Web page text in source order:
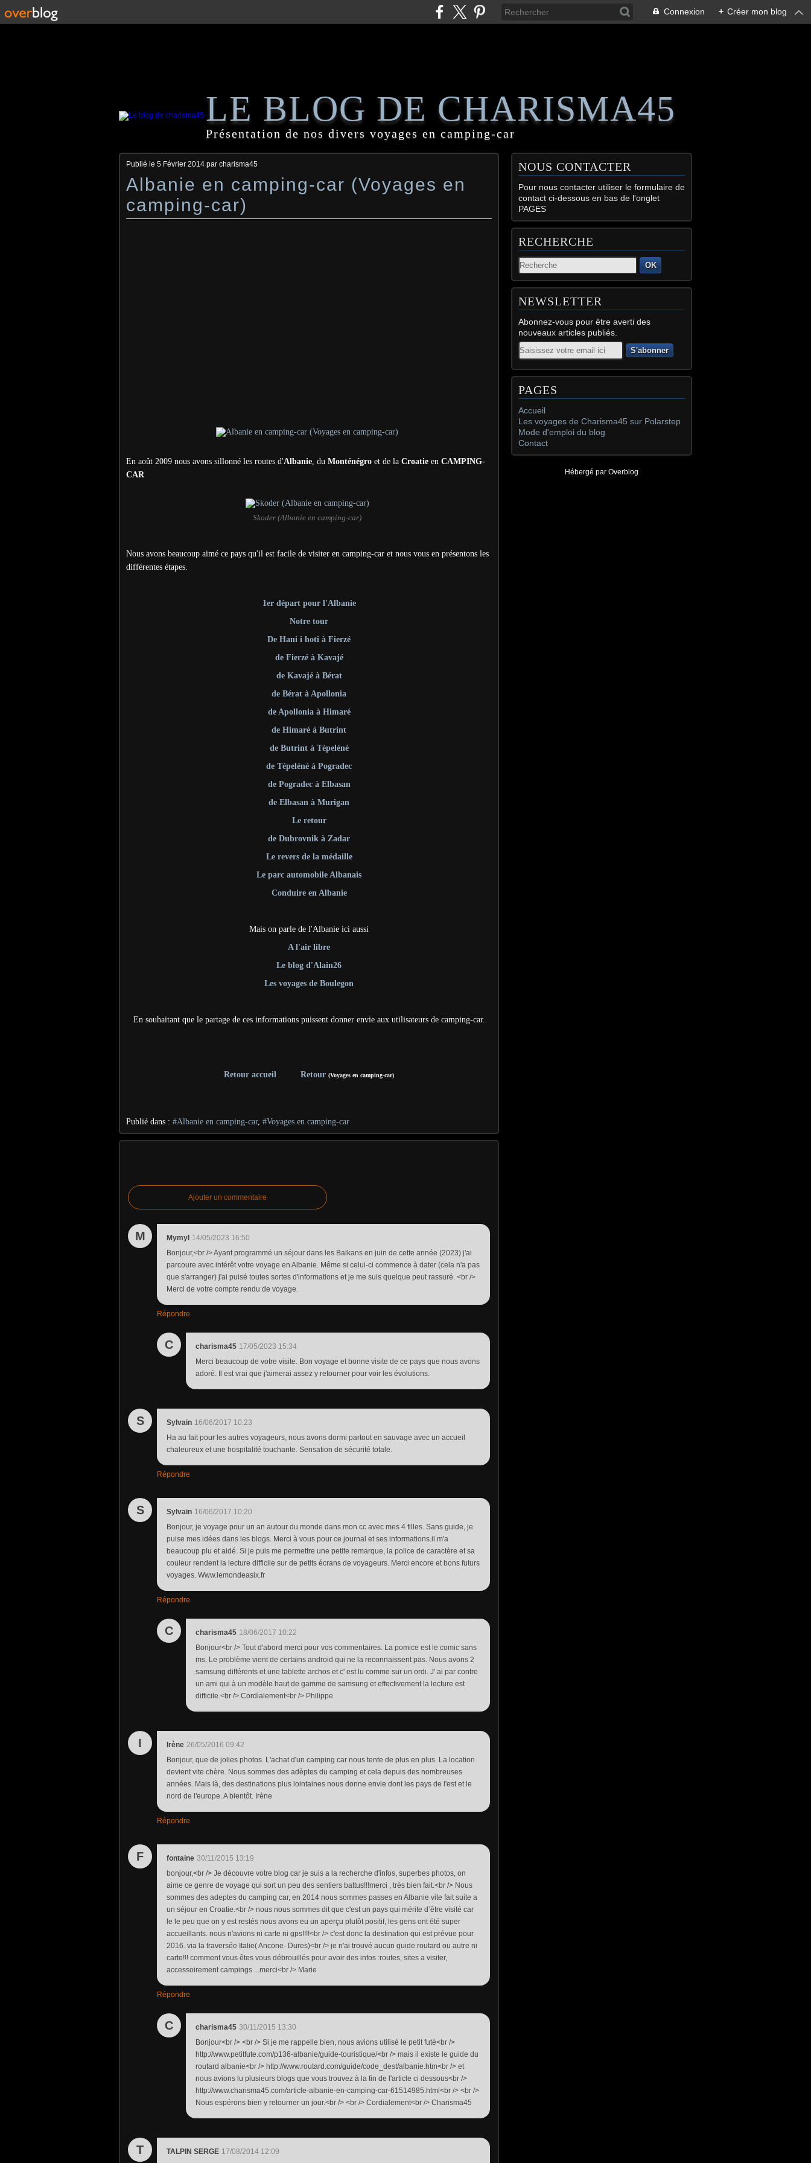
Connexion + Créer mon blog
LE BLOG DE CHARISMA45
Présentation de nos divers voyages en camping-car
Publié le 5 Février 2014 par charisma45
Albanie en camping-car (Voyages en
camping-car)
En août 2009 nous avons sillonné les routes d'Albanie, du Monténégro et de la Croatie en CAMPING-
CAR
Skoder (Albanie en camping-car)
Nous avons beaucoup aimé ce pays qu'il est facile de visiter en camping-car et nous vous en présentons les
différentes étapes.
1er départ pour l'Albanie
Notre tour
De Hani i hoti à Fierzé
de Fierzé à Kavajé
de Kavajé à Bérat
de Bérat à Apollonia
de Apollonia à Himaré
de Himaré à Butrint
de Butrint à Tépeléné
de Tépeléné à Pogradec
de Pogradec à Elbasan
de Elbasan à Murigan
Le retour
de Dubrovnik à Zadar
Le revers de la médaille
Le parc automobile Albanais
Conduire en Albanie
Mais on parle de l'Albanie ici aussi
A l'air libre
Le blog d'Alain26
Les voyages de Boulegon
En souhaitant que le partage de ces informations puissent donner envie aux utilisateurs de camping-car.
Retour accueil Retour (Voyages en camping-car)
Publié dans : #Albanie en camping-car, #Voyages en camping-car
Ajouter un commentaire
M Mymyl 14/05/2023 16:50
Bonjour,<br /> Ayant programmé un séjour dans les Balkans en juin de cette année (2023) j'ai
parcoure avec intérêt votre voyage en Albanie. Même si celui-ci commence à dater (cela n'a pas
que s'arranger) j'ai puisé toutes sortes d'informations et je me suis quelque peut rassuré. <br />
Merci de votre compte rendu de voyage.
Répondre
C charisma45 17/05/2023 15:34
Merci beaucoup de votre visite. Bon voyage et bonne visite de ce pays que nous avons
adoré. Il est vrai que j'aimerai assez y retourner pour voir les évolutions.
S Sylvain 16/06/2017 10:23
Ha au fait pour les autres voyageurs, nous avons dormi partout en sauvage avec un accueil
chaleureux et une hospitalité touchante. Sensation de sécurité totale.
Répondre
S Sylvain 16/06/2017 10:20
Bonjour, je voyage pour un an autour du monde dans mon cc avec mes 4 filles. Sans guide, je
puise mes idées dans les blogs. Merci à vous pour ce journal et ses informations.il m'a
beaucoup plu et aidé. Si je puis me permettre une petite remarque, la police de caractère et sa
couleur rendent la lecture difficile sur de petits écrans de voyageurs. Merci encore et bons futurs
voyages. Www.lemondeasix.fr
Répondre
C charisma45 18/06/2017 10:22
Bonjour<br /> Tout d'abord merci pour vos commentaires. La pomice est le comic sans
ms. Le problème vient de certains android qui ne la reconnaissent pas. Nous avons 2
samsung différents et une tablette archos et c' est lu comme sur un ordi. J' ai par contre
un ami qui à un modèle haut de gamme de samsung et effectivement la lecture est
difficile.<br /> Cordialement<br /> Philippe
I Irène 26/05/2016 09:42
Bonjour, que de jolies photos. L'achat d'un camping car nous tente de plus en plus. La location
devient vite chère. Nous sommes des adèptes du camping et cela depuis des nombreuses
années. Mais là, des destinations plus lointaines nous donne envie dont les pays de l'est et le
nord de l'europe. A bientôt. Irène
Répondre
F fontaine 30/11/2015 13:19
bonjour,<br /> Je découvre votre blog car je suis a la recherche d'infos, superbes photos, on
aime ce genre de voyage qui sort un peu des sentiers battus!!!merci , très bien fait.<br /> Nous
sommes des adeptes du camping car, en 2014 nous sommes passes en Albanie vite fait suite a
un séjour en Croatie.<br /> nous nous sommes dit que c'est un pays qui mérite d’être visité car
le le peu que on y est restés nous avons eu un aperçu plutôt positif, les gens ont été super
accueillants. nous n'avions ni carte ni gps!!!!<br /> c'est donc la destination qui est prévue pour
2016. via la traversée Italie( Ancone- Dures)<br /> je n'ai trouvé aucun guide routard ou autre ni
carte!!! comment vous êtes vous débrouillés pour avoir des infos :routes, sites a visiter,
accessoirement campings ...merci<br /> Marie
Répondre
C charisma45 30/11/2015 13:30
Bonjour<br /> <br /> Si je me rappelle bien, nous avions utilisé le petit futé<br />
http://www.petitfute.com/p136-albanie/guide-touristique/<br /> mais il existe le guide du
routard albanie<br /> http://www.routard.com/guide/code_dest/albanie.htm<br /> et
nous avions lu plusieurs blogs que vous trouvez à la fin de l'article ci dessous<br />
http://www.charisma45.com/article-albanie-en-camping-car-61514985.html<br /> <br />
Nous espérons bien y retourner un jour.<br /> <br /> Cordialement<br /> Charisma45
T TALPIN SERGE 17/08/2014 12:09
NOUS CONTACTER
Pour nous contacter utiliser le formulaire de
contact ci-dessous en bas de l'onglet
PAGES
RECHERCHE
OK
NEWSLETTER
Abonnez-vous pour être averti des
nouveaux articles publiés.
Email
PAGES
Accueil
Les voyages de Charisma45 sur Polarstep
Mode d'emploi du blog
Contact
Hébergé par Overblog